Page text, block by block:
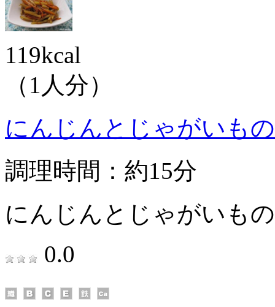
119kcal
（1人分）
にんじんとじゃがいも
調理時間：約15分
にんじんとじゃがいも
0.0